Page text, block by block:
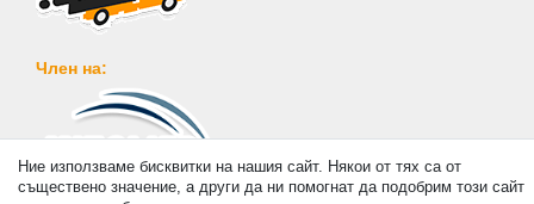
Член на:
Плащане
Ние използваме бисквитки на нашия сайт. Някои от тях са от
съществено значение, а други да ни помогнат да подобрим този сайт